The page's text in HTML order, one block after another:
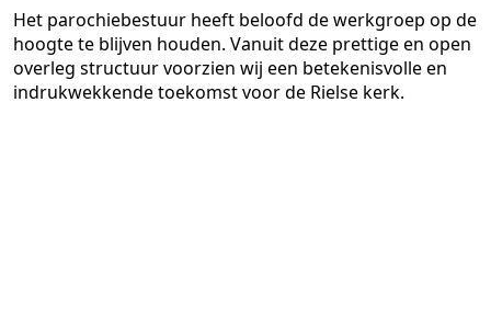
Het parochiebestuur heeft beloofd de werkgroep op de
hoogte te blijven houden. Vanuit deze prettige en open
overleg structuur voorzien wij een betekenisvolle en
indrukwekkende toekomst voor de Rielse kerk.